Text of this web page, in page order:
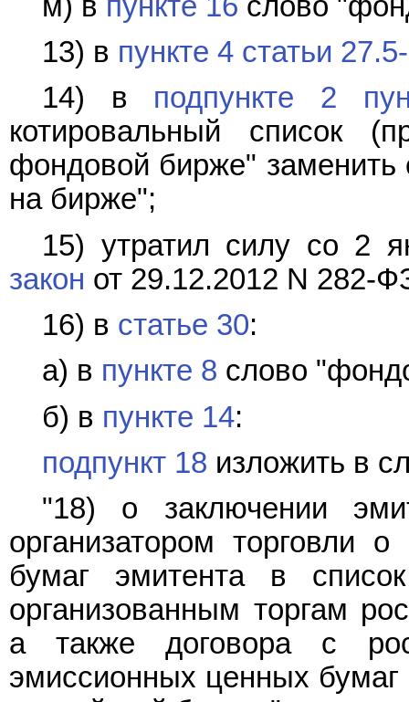
13) в пункте 4 статьи
14) в подпункте 2
котировальный список
фондовой бирже" заменить
на бирже";
15) утратил силу со 2
закон от 29.12.2012 N 282-
16) в статье 30:
а) в пункте 8 слово
б) в пункте 14:
подпункт 18 изложить в
"18) о заключении
организатором торговли
бумаг эмитента в
организованным торгам
а также договора с
эмиссионных ценных бумаг